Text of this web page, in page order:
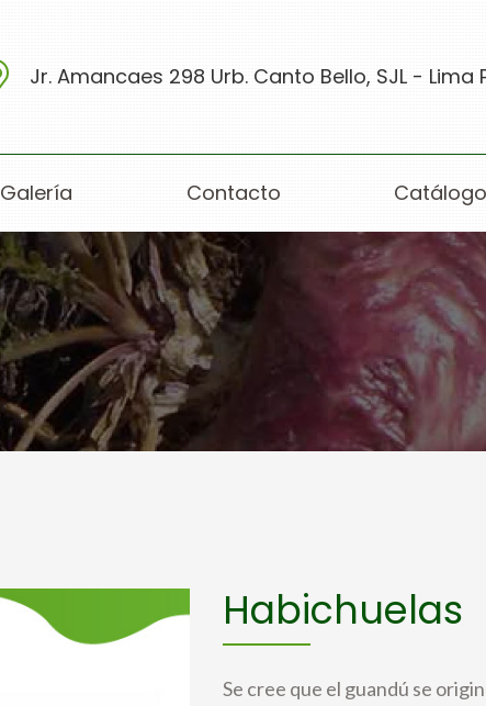
Jr. Amancaes 298 Urb. Canto Bello, SJL - Lima
Galería Contacto Catálogo
Habichuelas
Se cree que el guandú se